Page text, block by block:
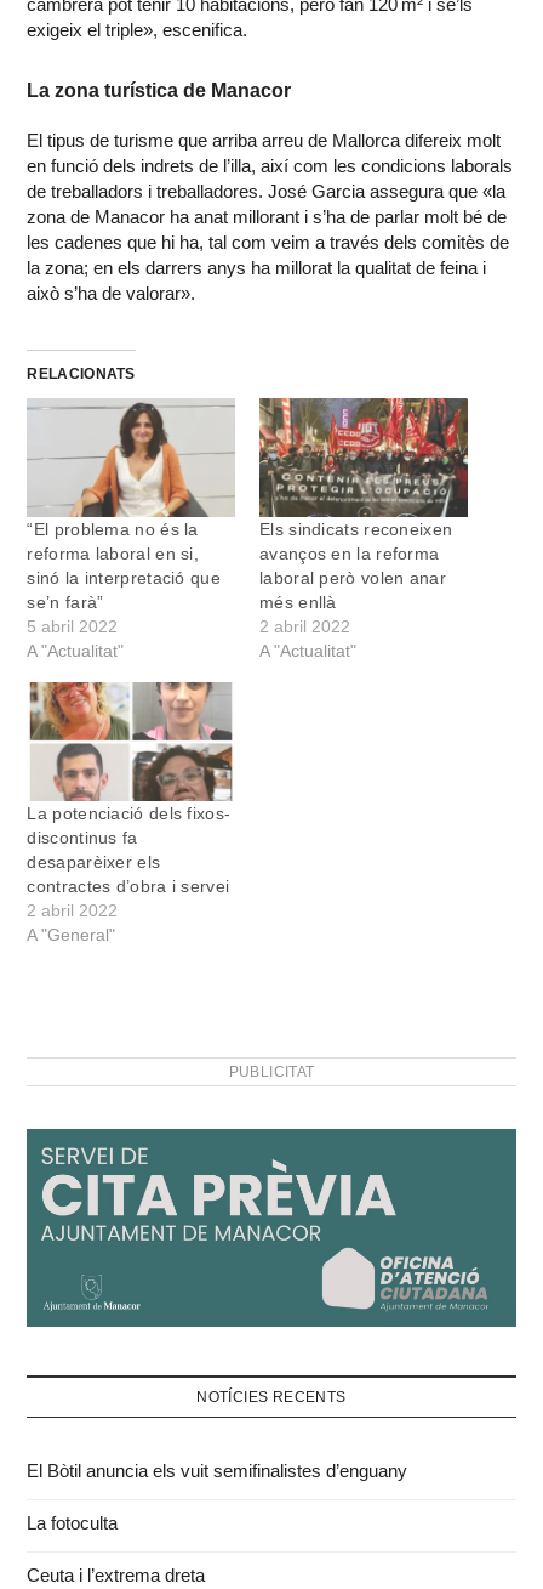
cambrera pot tenir 10 habitacions, però fan 120 m² i se’ls
exigeix el triple», escenifica.
La zona turística de Manacor
El tipus de turisme que arriba arreu de Mallorca difereix molt
en funció dels indrets de l’illa, així com les condicions laborals
de treballadors i treballadores. José Garcia assegura que «la
zona de Manacor ha anat millorant i s’ha de parlar molt bé de
les cadenes que hi ha, tal com veim a través dels comitès de
la zona; en els darrers anys ha millorat la qualitat de feina i
això s’ha de valorar».
RELACIONATS
“El problema no és la
reforma laboral en si,
sinó la interpretació que
se’n farà”
5 abril 2022
A "Actualitat"
Els sindicats reconeixen
avanços en la reforma
laboral però volen anar
més enllà
2 abril 2022
A "Actualitat"
La potenciació dels fixos-
discontinus fa
desaparèixer els
contractes d’obra i servei
2 abril 2022
A "General"
PUBLICITAT
NOTÍCIES RECENTS
El Bòtil anuncia els vuit semifinalistes d’enguany
La fotoculta
Ceuta i l’extrema dreta